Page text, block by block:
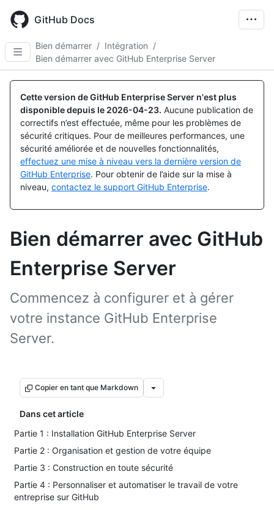
main
content
GitHub Docs
Bien démarrer / Intégration /
Bien démarrer avec GitHub Enterprise Server
Cette version de GitHub Enterprise Server n'est plus
disponible depuis le 2026-04-23. Aucune publication de
correctifs n’est effectuée, même pour les problèmes de
sécurité critiques. Pour de meilleures performances, une
sécurité améliorée et de nouvelles fonctionnalités,
effectuez une mise à niveau vers la dernière version de
GitHub Enterprise. Pour obtenir de l’aide sur la mise à
niveau, contactez le support GitHub Enterprise.
Bien démarrer avec GitHub
Enterprise Server
Commencez à configurer et à gérer
votre instance GitHub Enterprise
Server.
Copier en tant que Markdown
Dans cet article
Partie 1 : Installation GitHub Enterprise Server
Partie 2 : Organisation et gestion de votre équipe
Partie 3 : Construction en toute sécurité
Partie 4 : Personnaliser et automatiser le travail de votre
entreprise sur GitHub